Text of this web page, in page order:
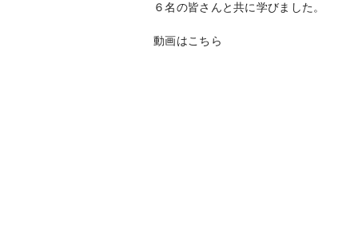
６名の皆さんと共に学びました。
動画はこちら